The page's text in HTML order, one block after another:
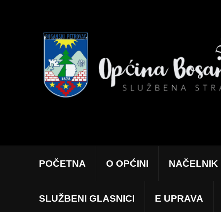
POČETNA O OPĆINI NAČELNIK
SLUŽBENI GLASNICI E UPRAVA